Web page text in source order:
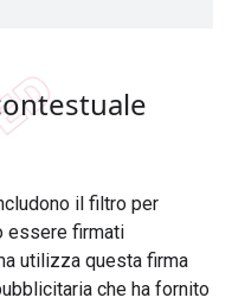
il filtro per
essere firmati
utilizza questa firma
che ha fornito